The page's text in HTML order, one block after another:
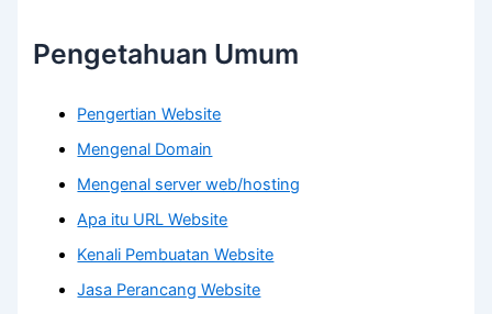
Pengetahuan Umum
Pengertian Website
Mengenal Domain
Mengenal server web/hosting
Apa itu URL Website
Kenali Pembuatan Website
Jasa Perancang Website